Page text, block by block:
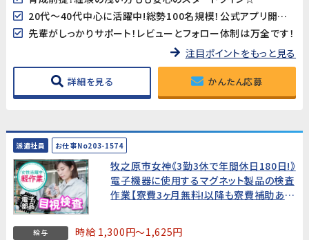
20代～40代中心に活躍中!総勢100名規模！公式アプリ開発のダイナミックな現場に飛び込もう♪
先輩がしっかりサポート！レビューとフォロー体制は万全です！
注目ポイントをもっと見る
詳細を見る かんたん応募
派遣社員 お仕事No203-1574
牧之原市女神《3勤3休で年間休日180日!》
電子機器に使用するマグネット製品の検査
作業【寮費3ヶ月無料!以降も寮費補助あ
給与 時給 1,300円～1,625円